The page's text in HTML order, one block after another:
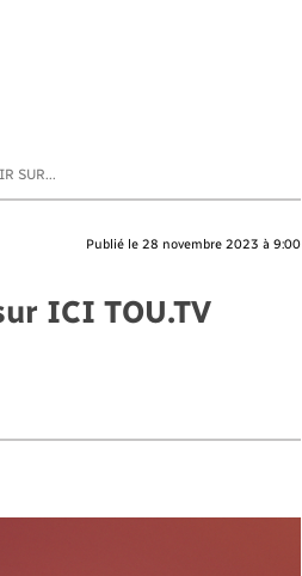
SUR...
Publié le 28 novembre 2023 à 9:00
ICI TOU.TV